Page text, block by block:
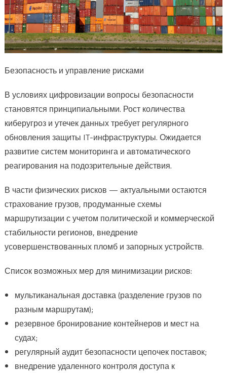
Безопасность и управление рисками
В условиях цифровизации вопросы безопасности
становятся принципиальными. Рост количества
киберугроз и утечек данных требует регулярного
обновления защиты IT-инфраструктуры. Ожидается
развитие систем мониторинга и автоматического
реагирования на подозрительные действия.
В части физических рисков — актуальными остаются
страхование грузов, продуманные схемы
маршрутизации с учетом политической и коммерческой
стабильности регионов, внедрение
усовершенствованных пломб и запорных устройств.
Список возможных мер для минимизации рисков:
мультиканальная доставка (разделение грузов по
разным маршрутам);
резервное бронирование контейнеров и мест на
судах;
регулярный аудит безопасности цепочек поставок;
внедрение удаленного контроля доступа к